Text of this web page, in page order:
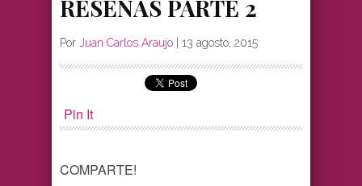
RESEÑAS PARTE 2
Por Juan Carlos Araujo | 13 agosto, 2015
Pin It
COMPARTE!